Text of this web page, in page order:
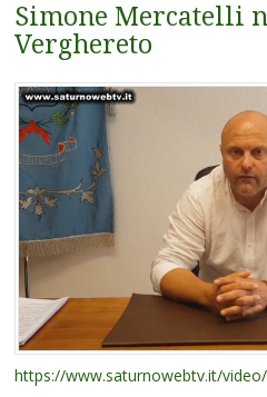
Simone Mercatelli
Verghereto
https://www.saturnowebtv.it/